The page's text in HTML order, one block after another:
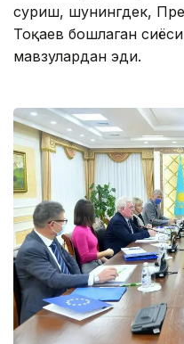
суриш, шунингдек,
Тоқаев бошлаган
мавзулардан эди.